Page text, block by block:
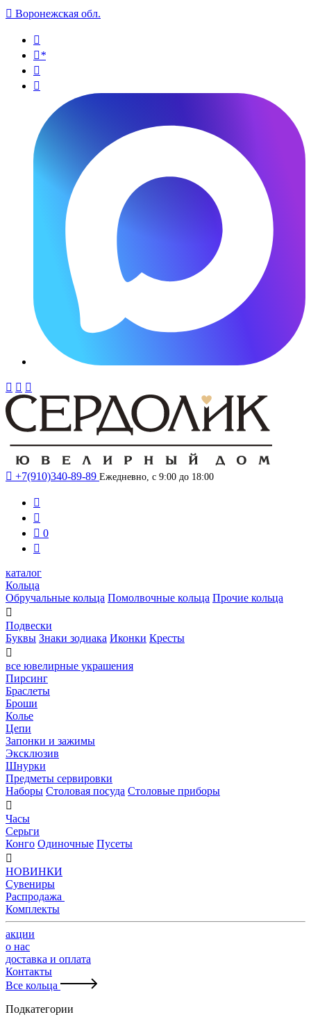
 Воронежская обл.

*


  
 +7(910)340-89-89 Ежедневно, с 9:00 до 18:00


 0

каталог
Кольца
Обручальные кольца Помолвочные кольца Прочие кольца

Подвески
Буквы Знаки зодиака Иконки Кресты

все ювелирные украшения
Пирсинг
Браслеты
Броши
Колье
Цепи
Запонки и зажимы
Эксклюзив
Шнурки
Предметы сервировки
Наборы Столовая посуда Столовые приборы

Часы
Серьги
Конго Одиночные Пусеты

НОВИНКИ
Сувениры
Распродажа
Комплекты
акции
о нас
доставка и оплата
Контакты
Все кольца
Подкатегории